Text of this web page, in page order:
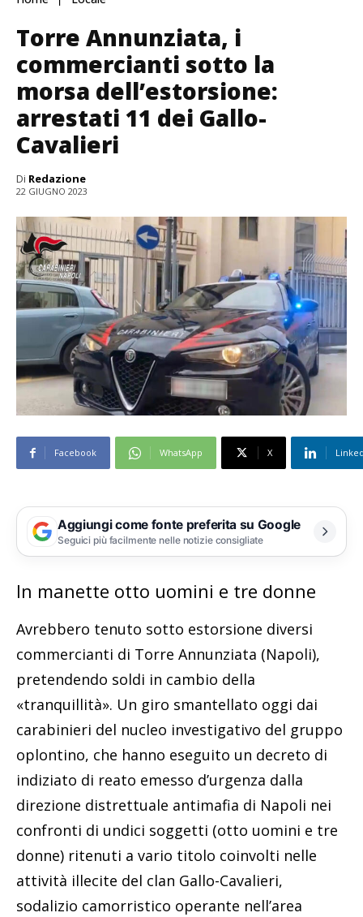
Torre Annunziata, i
commercianti sotto la
morsa dell’estorsione:
arrestati 11 dei Gallo-
Cavalieri
Di Redazione
22 GIUGNO 2023
Facebook WhatsApp X
Aggiungi come fonte preferita su Google
Seguici più facilmente nelle notizie consigliate
In manette otto uomini e tre donne
Avrebbero tenuto sotto estorsione diversi
commercianti di Torre Annunziata (Napoli),
pretendendo soldi in cambio della
«tranquillità». Un giro smantellato oggi dai
carabinieri del nucleo investigativo del gruppo
oplontino, che hanno eseguito un decreto di
indiziato di reato emesso d’urgenza dalla
direzione distrettuale antimafia di Napoli nei
confronti di undici soggetti (otto uomini e tre
donne) ritenuti a vario titolo coinvolti nelle
attività illecite del clan Gallo-Cavalieri,
sodalizio camorristico operante nell’area